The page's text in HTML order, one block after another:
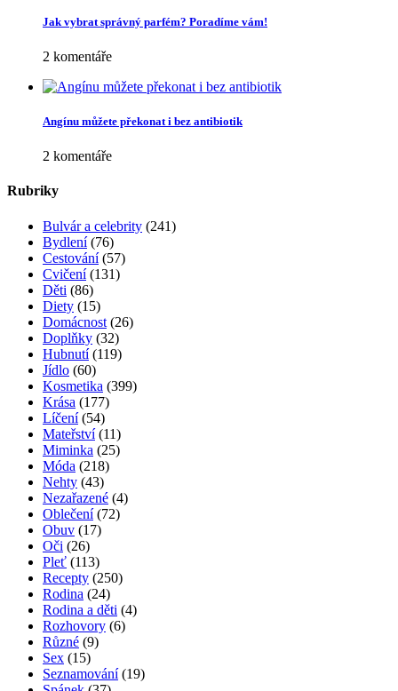
Jak vybrat správný parfém? Poradíme vám!
2 komentáře
Angínu můžete překonat i bez antibiotik
2 komentáře
Rubriky
Bulvár a celebrity (241)
Bydlení(76)
Cestování(57)
Cvičení(131)
Děti (86)
Diety (15)
Domácnost (26)
Doplňky (32)
Hubnutí(119)
Jídlo (60)
Kosmetika (399)
Krása (177)
Líčení(54)
Mateřství(11)
Miminka (25)
Móda (218)
Nehty (43)
Nezařazené (4)
Oblečení(72)
Obuv (17)
Oči (26)
Pleť (113)
Recepty (250)
Rodina (24)
Rodina a děti (4)
Rozhovory (6)
Různé (9)
Sex (15)
Seznamování(19)